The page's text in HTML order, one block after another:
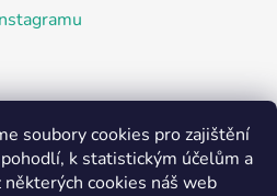
soubory cookies pro zajištění
k statistickým účelům a
cookies náš web